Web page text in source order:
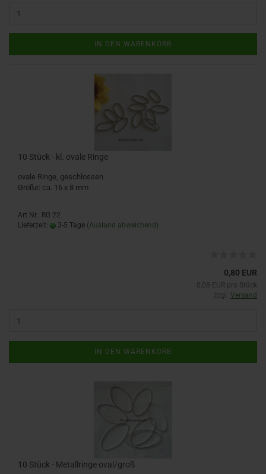
IN DEN WARENKORB
10 Stück - kl. ovale Ringe
ovale Ringe, geschlossen
Größe: ca. 16 x 8 mm
Art.Nr.: RG 22
Lieferzeit:
3-5 Tage (Ausland abweichend)
0,80 EUR
0,08 EUR pro Stück
zzgl. Versand
IN DEN WARENKORB
10 Stück - Metallringe oval/groß